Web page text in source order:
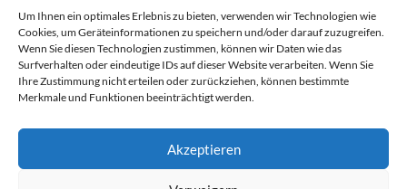
Um Ihnen ein optimales Erlebnis zu bieten, verwenden wir Technologien wie
Cookies, um Geräteinformationen zu speichern und/oder darauf zuzugreifen.
Wenn Sie diesen Technologien zustimmen, können wir Daten wie das
Surfverhalten oder eindeutige IDs auf dieser Website verarbeiten. Wenn Sie
Ihre Zustimmung nicht erteilen oder zurückziehen, können bestimmte
Merkmale und Funktionen beeinträchtigt werden.
Akzeptieren
Popular Free Games
LATEST UPDATES